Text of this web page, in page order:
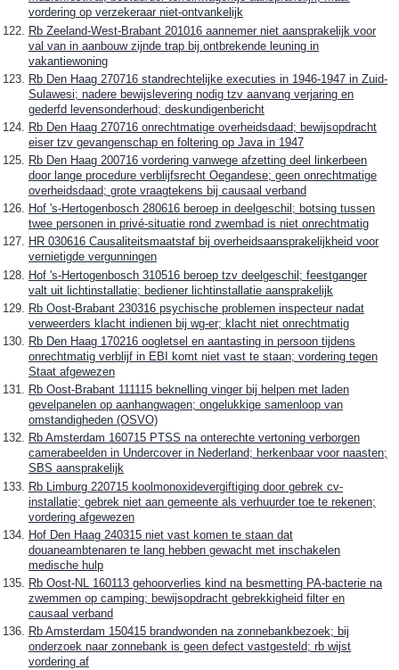
vordering op verzekeraar niet-ontvankelijk
Rb Zeeland-West-Brabant 201016 aannemer niet aansprakelijk voor
val van in aanbouw zijnde trap bij ontbrekende leuning in
vakantiewoning
Rb Den Haag 270716 standrechtelijke executies in 1946-1947 in Zuid-
Sulawesi; nadere bewijslevering nodig tzv aanvang verjaring en
gederfd levensonderhoud; deskundigenbericht
Rb Den Haag 270716 onrechtmatige overheidsdaad; bewijsopdracht
eiser tzv gevangenschap en foltering op Java in 1947
Rb Den Haag 200716 vordering vanwege afzetting deel linkerbeen
door lange procedure verblijfsrecht Oegandese; geen onrechtmatige
overheidsdaad; grote vraagtekens bij causaal verband
Hof 's-Hertogenbosch 280616 beroep in deelgeschil; botsing tussen
twee personen in privé-situatie rond zwembad is niet onrechtmatig
HR 030616 Causaliteitsmaatstaf bij overheidsaansprakelijkheid voor
vernietigde vergunningen
Hof 's-Hertogenbosch 310516 beroep tzv deelgeschil; feestganger
valt uit lichtinstallatie; bediener lichtinstallatie aansprakelijk
Rb Oost-Brabant 230316 psychische problemen inspecteur nadat
verweerders klacht indienen bij wg-er; klacht niet onrechtmatig
Rb Den Haag 170216 oogletsel en aantasting in persoon tijdens
onrechtmatig verblijf in EBI komt niet vast te staan; vordering tegen
Staat afgewezen
Rb Oost-Brabant 111115 beknelling vinger bij helpen met laden
gevelpanelen op aanhangwagen; ongelukkige samenloop van
omstandigheden (OSVO)
Rb Amsterdam 160715 PTSS na onterechte vertoning verborgen
camerabeelden in Undercover in Nederland; herkenbaar voor naasten;
SBS aansprakelijk
Rb Limburg 220715 koolmonoxidevergiftiging door gebrek cv-
installatie; gebrek niet aan gemeente als verhuurder toe te rekenen;
vordering afgewezen
Hof Den Haag 240315 niet vast komen te staan dat
douaneambtenaren te lang hebben gewacht met inschakelen
medische hulp
Rb Oost-NL 160113 gehoorverlies kind na besmetting PA-bacterie na
zwemmen op camping; bewijsopdracht gebrekkigheid filter en
causaal verband
Rb Amsterdam 150415 brandwonden na zonnebankbezoek; bij
onderzoek naar zonnebank is geen defect vastgesteld; rb wijst
vordering af